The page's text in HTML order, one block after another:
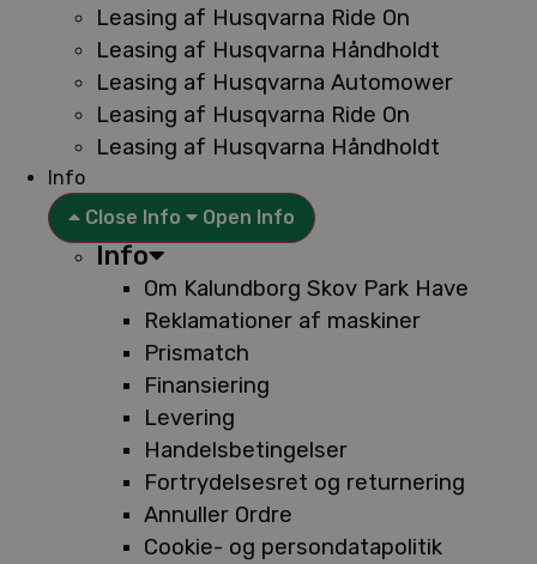
Leasing af Husqvarna Ride On
Leasing af Husqvarna Håndholdt
Leasing af Husqvarna Automower
Leasing af Husqvarna Ride On
Leasing af Husqvarna Håndholdt
Info
Close Info
Open Info
Info
Om Kalundborg Skov Park Have
Reklamationer af maskiner
Prismatch
Finansiering
Levering
Handelsbetingelser
Fortrydelsesret og returnering
Annuller Ordre
Cookie- og persondatapolitik